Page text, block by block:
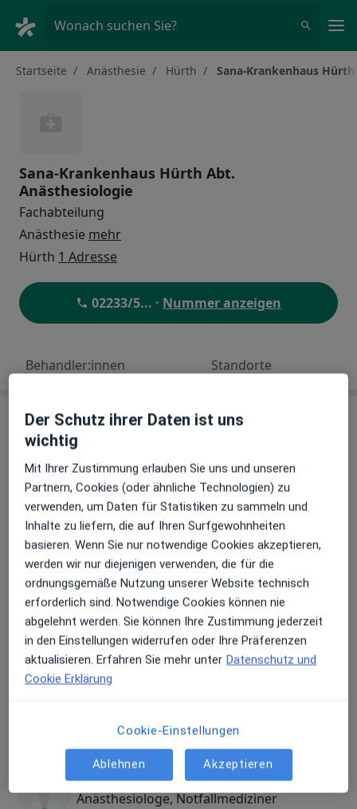
Wonach suchen Sie?
Startseite Anästhesie Hürth Sana-Krankenhaus
Sana-Krankenhaus Hürth Abt.
Anästhesiologie
Fachabteilung
Anästhesie mehr
Hürth 1 Adresse
02233/5... · Nummer anzeigen
Behandler:innen Standorte
Behandler:innen
Prof. Dr. med. Gisbert Knichwitz
Katharina Bülow
Anästhesiologin, Notfallmedizinerin
Dr. med. Jens Michalek
Anästhesiologe, Notfallmediziner
Der Schutz ihrer Daten ist uns
wichtig
Mit Ihrer Zustimmung erlauben Sie uns und unseren
Partnern, Cookies (oder ähnliche Technologien) zu
verwenden, um Daten für Statistiken zu sammeln und
Inhalte zu liefern, die auf Ihren Surfgewohnheiten
basieren. Wenn Sie nur notwendige Cookies akzeptieren,
werden wir nur diejenigen verwenden, die für die
ordnungsgemäße Nutzung unserer Website technisch
erforderlich sind. Notwendige Cookies können nie
abgelehnt werden. Sie können Ihre Zustimmung jederzeit
in den Einstellungen widerrufen oder Ihre Präferenzen
aktualisieren. Erfahren Sie mehr unter Datenschutz und
Cookie Erklärung
Cookie-Einstellungen
Ablehnen Akzeptieren